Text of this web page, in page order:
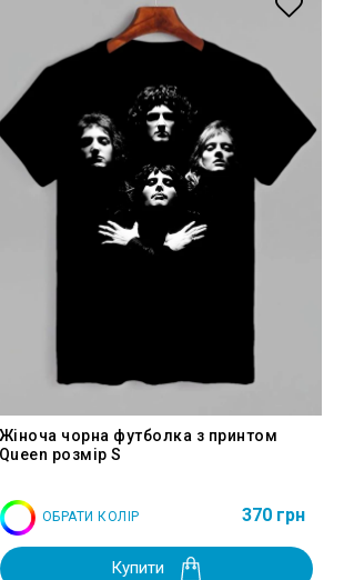
Жіноча чорна футболка з принтом
Queen розмір S
ОБРАТИ КОЛІР 370 грн
Купити